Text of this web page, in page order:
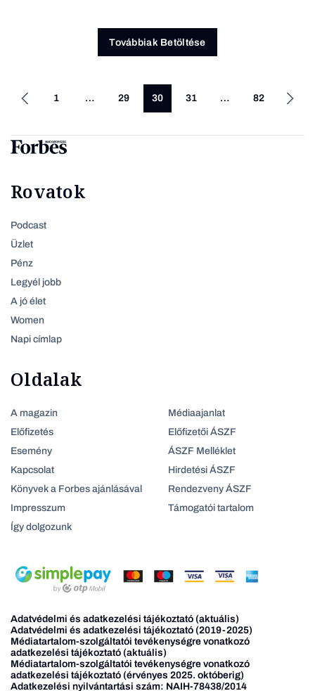
Továbbiak Betöltése
1 … 29 30 31 … 82
Rovatok
Podcast
Üzlet
Pénz
Legyél jobb
A jó élet
Women
Napi címlap
Oldalak
A magazin
Előfizetés
Esemény
Kapcsolat
Könyvek a Forbes ajánlásával
Impresszum
Így dolgozunk
Médiaajanlat
Előfizetői ÁSZF
ÁSZF Melléklet
Hirdetési ÁSZF
Rendezveny ÁSZF
Támogatói tartalom
Adatvédelmi és adatkezelési tájékoztató (aktuális)
Adatvédelmi és adatkezelési tájékoztató (2019-2025)
Médiatartalom-szolgáltatói tevékenységre vonatkozó
adatkezelési tájékoztató (aktuális)
Médiatartalom-szolgáltatói tevékenységre vonatkozó
adatkezelési tájékoztató (érvényes 2025. októberig)
Adatkezelési nyilvántartási szám: NAIH-78438/2014